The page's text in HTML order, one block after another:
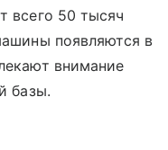
всего 50 тысяч
появляются в
внимание
базы.